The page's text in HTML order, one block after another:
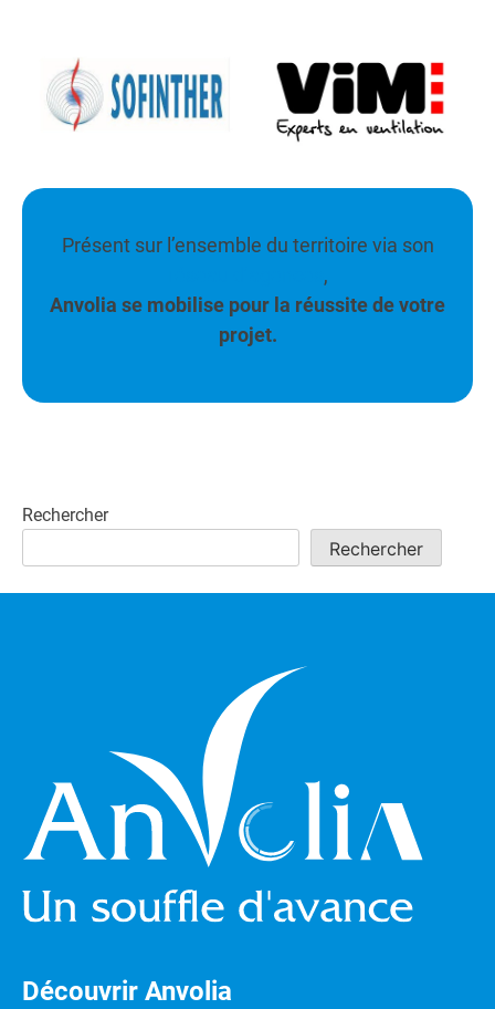
Présent sur l’ensemble du territoire via son
,
Anvolia se mobilise pour la réussite de votre
projet.
Rechercher
Rechercher
Découvrir Anvolia